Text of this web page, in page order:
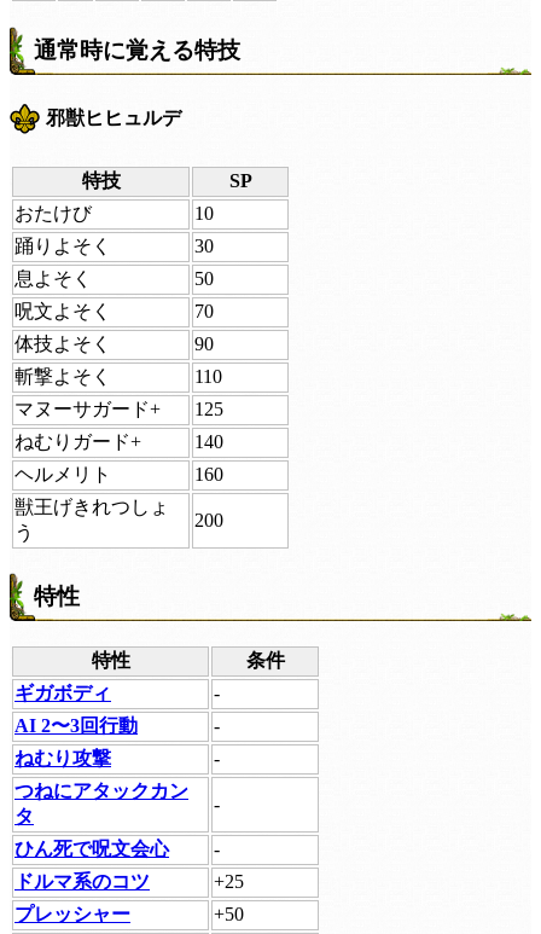
通常時に覚える特技
邪獣ヒヒュルデ
特技
SP
おたけび
10
踊りよそく
30
息よそく
50
呪文よそく
70
体技よそく
90
斬撃よそく
110
マヌーサガード+
125
ねむりガード+
140
ヘルメリト
160
獣王げきれつしょ
う
200
特性
特性
条件
ギガボディ
-
AI 2〜3回行動
-
ねむり攻撃
-
つねにアタックカン
タ
-
ひん死で呪文会心
-
ドルマ系のコツ
+25
プレッシャー
+50